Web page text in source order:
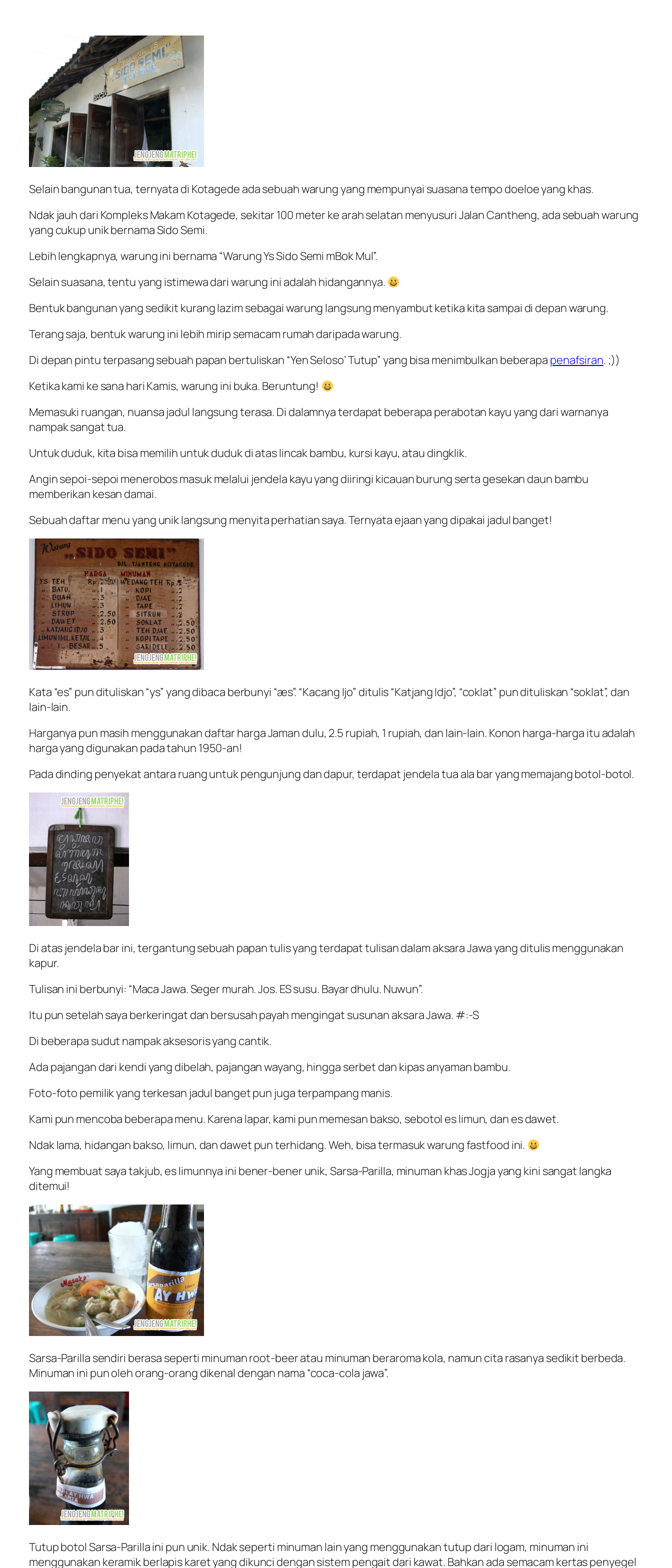
Selain bangunan tua, ternyata di Kotagede ada sebuah warung yang mempunyai suasana tempo doeloe yang khas.
Ndak jauh dari Kompleks Makam Kotagede, sekitar 100 meter ke arah selatan menyusuri Jalan Cantheng, ada sebuah warung
yang cukup unik bernama Sido Semi.
Lebih lengkapnya, warung ini bernama “Warung Ys Sido Semi mBok Mul”.
Selain suasana, tentu yang istimewa dari warung ini adalah hidangannya.
Bentuk bangunan yang sedikit kurang lazim sebagai warung langsung menyambut ketika kita sampai di depan warung.
Terang saja, bentuk warung ini lebih mirip semacam rumah daripada warung.
Di depan pintu terpasang sebuah papan bertuliskan “Yen Seloso’ Tutup” yang bisa menimbulkan beberapa penafsiran. ;))
Ketika kami ke sana hari Kamis, warung ini buka. Beruntung!
Memasuki ruangan, nuansa jadul langsung terasa. Di dalamnya terdapat beberapa perabotan kayu yang dari warnanya
nampak sangat tua.
Untuk duduk, kita bisa memilih untuk duduk di atas lincak bambu, kursi kayu, atau dingklik.
Angin sepoi-sepoi menerobos masuk melalui jendela kayu yang diiringi kicauan burung serta gesekan daun bambu
memberikan kesan damai.
Sebuah daftar menu yang unik langsung menyita perhatian saya. Ternyata ejaan yang dipakai jadul banget!
Kata “es” pun dituliskan “ys” yang dibaca berbunyi “æs”. “Kacang Ijo” ditulis “Katjang Idjo”, “coklat” pun dituliskan “soklat”, dan
lain-lain.
Harganya pun masih menggunakan daftar harga Jaman dulu, 2.5 rupiah, 1 rupiah, dan lain-lain. Konon harga-harga itu adalah
harga yang digunakan pada tahun 1950-an!
Pada dinding penyekat antara ruang untuk pengunjung dan dapur, terdapat jendela tua ala bar yang memajang botol-botol.
Di atas jendela bar ini, tergantung sebuah papan tulis yang terdapat tulisan dalam aksara Jawa yang ditulis menggunakan
kapur.
Tulisan ini berbunyi: “Maca Jawa. Seger murah. Jos. ES susu. Bayar dhulu. Nuwun”.
Itu pun setelah saya berkeringat dan bersusah payah mengingat susunan aksara Jawa. #:-S
Di beberapa sudut nampak aksesoris yang cantik.
Ada pajangan dari kendi yang dibelah, pajangan wayang, hingga serbet dan kipas anyaman bambu.
Foto-foto pemilik yang terkesan jadul banget pun juga terpampang manis.
Kami pun mencoba beberapa menu. Karena lapar, kami pun memesan bakso, sebotol es limun, dan es dawet.
Ndak lama, hidangan bakso, limun, dan dawet pun terhidang. Weh, bisa termasuk warung fastfood ini.
Yang membuat saya takjub, es limunnya ini bener-bener unik, Sarsa-Parilla, minuman khas Jogja yang kini sangat langka
ditemui!
Sarsa-Parilla sendiri berasa seperti minuman root-beer atau minuman beraroma kola, namun cita rasanya sedikit berbeda.
Minuman ini pun oleh orang-orang dikenal dengan nama “coca-cola jawa”.
Tutup botol Sarsa-Parilla ini pun unik. Ndak seperti minuman lain yang menggunakan tutup dari logam, minuman ini
menggunakan keramik berlapis karet yang dikunci dengan sistem pengait dari kawat. Bahkan ada semacam kertas penyegel